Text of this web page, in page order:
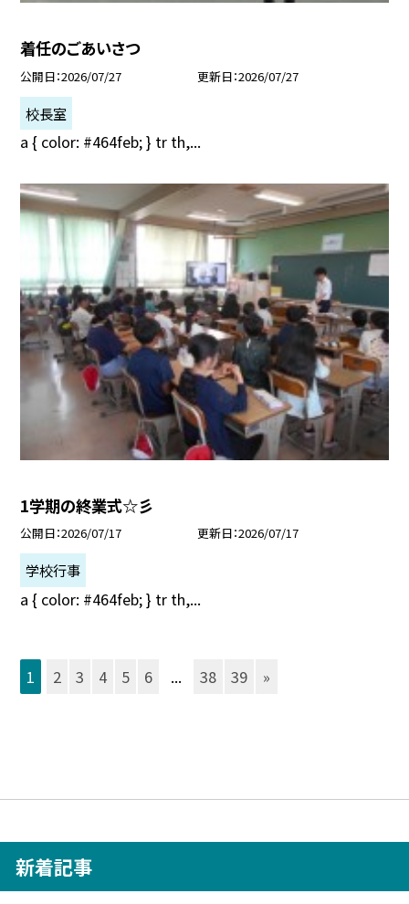
着任のごあいさつ
公開日 2026/07/27 更新日 2026/07/27
校長室
a { color: #464feb; } tr th,...
1学期の終業式☆彡
公開日 2026/07/17 更新日 2026/07/17
学校行事
a { color: #464feb; } tr th,...
1 2 3 4 5 6 ... 38 39 »
新着記事